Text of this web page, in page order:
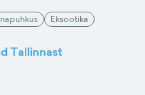
Eksootika
Tallinnast